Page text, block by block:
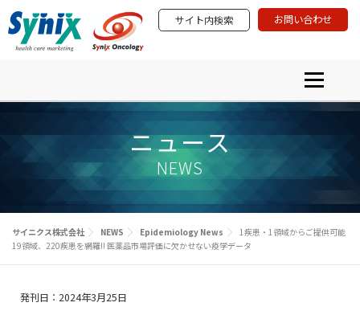
ス
サイト内検索 お問い合わせ
メニュー
プロダクト＆サービス 学術研究活動
NEWS ＆ INFORMATION
ABOUT SYNIX
ニュース
NEWS
サイニクス株式会社 NEWS Epidemiology News
1疾患・1領域からご提供可能
19領域、220疾患を網羅!! 医薬品市場評価に欠かせない疫学データ
発刊日：2024年3月25日